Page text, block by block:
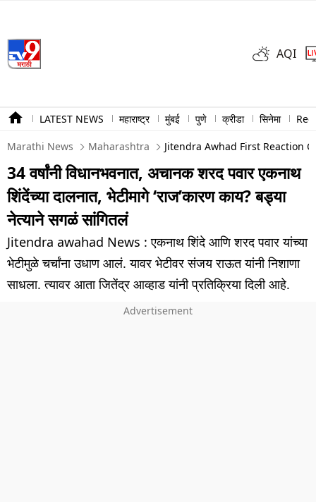
AQI
LATEST NEWS महाराष्ट्र मुंबई पुणे क्रीडा सिनेमा
Marathi News Maharashtra Jitendra Awhad First Reaction
34 वर्षांनी विधानभवनात, अचानक शरद पवार एकनाथ
शिंदेंच्या दालनात, भेटीमागे ‘राज’कारण काय? बड्या
नेत्याने सगळं सांगितलं
Jitendra awahad News : एकनाथ शिंदे आणि शरद पवार यांच्या
भेटीमुळे चर्चांना उधाण आलं. यावर भेटीवर संजय राऊत यांनी निशाणा
साधला. त्यावर आता जितेंद्र आव्हाड यांनी प्रतिक्रिया दिली आहे.